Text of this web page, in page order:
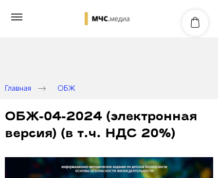
Главная ОБЖ
ОБЖ-04-2024 (электронная
версия) (в т.ч. НДС 20%)